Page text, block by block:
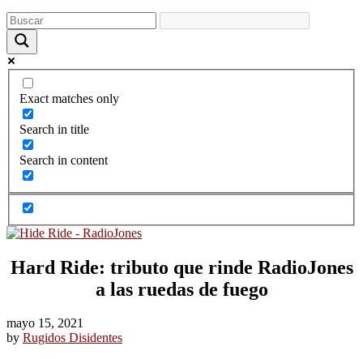
Exact matches only
Search in title
Search in content
Hard Ride: tributo que rinde RadioJones
a las ruedas de fuego
mayo 15, 2021
by Rugidos Disidentes